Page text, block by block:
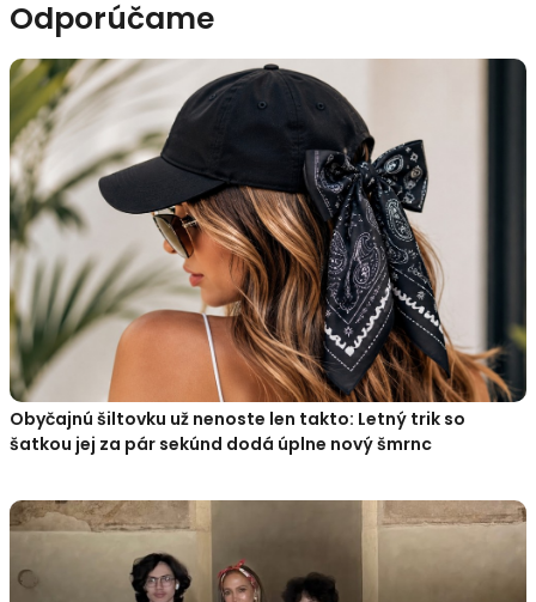
Odporúčame
Obyčajnú šiltovku už nenoste len takto: Letný trik so
šatkou jej za pár sekúnd dodá úplne nový šmrnc